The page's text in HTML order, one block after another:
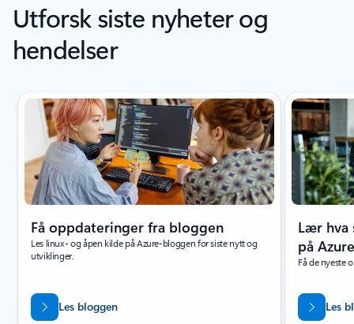
Utforsk siste nyheter og
hendelser
Viser lysbilde 1 av 5
Få oppdateringer fra bloggen
Les linux- og åpen kilde på Azure-bloggen for siste nytt og
utviklinger.
Les bloggen
Lær hva
på Azure
Få de nyeste
Les